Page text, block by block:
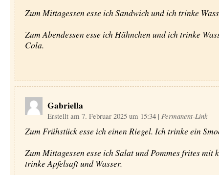
Zum Mittagessen esse ich Sandwich und ich trinke
Zum Abendessen esse ich Hähnchen und ich trinke
Cola.
Gabriella
Erstellt am 7. Februar 2025 um 15:34 | Permanent-Link
Zum Frühstück esse ich einen Riegel. Ich trinke ein
Zum Mittagessen esse ich Salat und Pommes frites mit
trinke Apfelsaft und Wasser.